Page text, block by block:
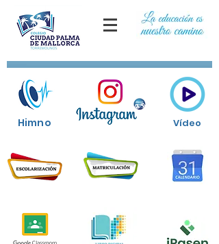
Himno Vídeo